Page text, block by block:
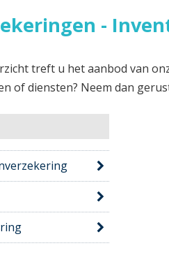
-
treft u het aanbod van
of diensten? Neem dan